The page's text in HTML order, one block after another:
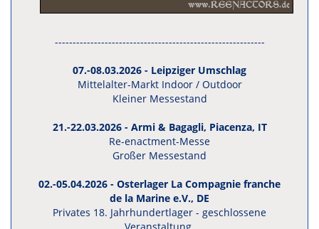
-----------------------------------------------------------
07.-08.03.2026 - Leipziger Umschlag
Mittelalter-Markt Indoor / Outdoor
Kleiner Messestand
21.-22.03.2026 - Armi & Bagagli, Piacenza, IT
Re-enactment-Messe
Großer Messestand
02.-05.04.2026 - Osterlager La Compagnie franche
de la Marine e.V., DE
Privates 18. Jahrhundertlager - geschlossene